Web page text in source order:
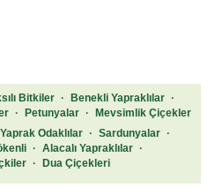
Bitkiler · Benekli Yapraklılar ·
· Petunyalar ·
Mevsimlik Çiçekler
Yaprak Odaklılar · Sardunyalar ·
· Alacalı Yapraklılar
·
· Dua Çiçekleri